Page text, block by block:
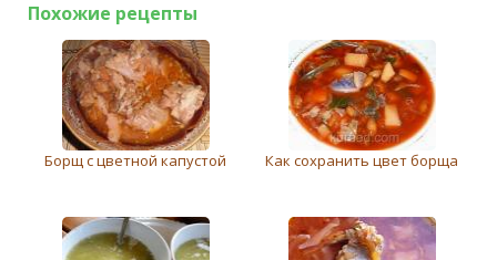
Похожие рецепты
Борщ с цветной капустой Как сохранить цвет борща